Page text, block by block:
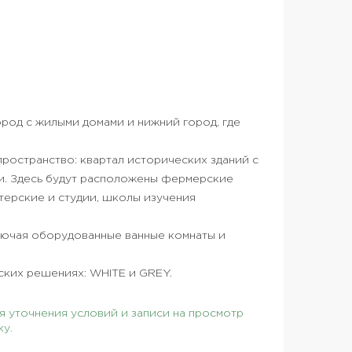
с жилыми домами и нижний город, где
квартал исторических зданий с
Здесь будут расположены фермерские
и студии, школы изучения
оборудованные ванные комнаты и
решениях: WHITE и GREY.
условий и записи на просмотр